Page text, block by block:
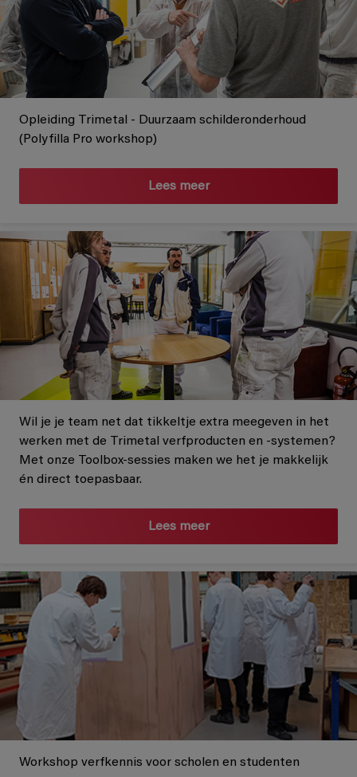
Opleiding Trimetal - Duurzaam schilderonderhoud
(Polyfilla Pro workshop)
Lees meer
Wil je je team net dat tikkeltje extra meegeven in het
werken met de Trimetal verfproducten en -systemen?
Met onze Toolbox-sessies maken we het je makkelijk
én direct toepasbaar.
Lees meer
Workshop verfkennis voor scholen en studenten